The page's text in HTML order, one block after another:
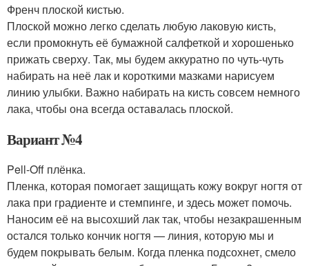
Френч плоской кистью.
Плоской можно легко сделать любую лаковую кисть,
если промокнуть её бумажной салфеткой и хорошенько
прижать сверху. Так, мы будем аккуратно по чуть-чуть
набирать на неё лак и короткими мазками нарисуем
линию улыбки. Важно набирать на кисть совсем немного
лака, чтобы она всегда оставалась плоской.
Вариант №4
Pell-Off плёнка.
Пленка, которая помогает защищать кожу вокруг ногтя от
лака при градиенте и стемпинге, и здесь может помочь.
Наносим её на высохший лак так, чтобы незакрашенным
остался только кончик ногтя — линия, которую мы и
будем покрывать белым. Когда пленка подсохнет, смело